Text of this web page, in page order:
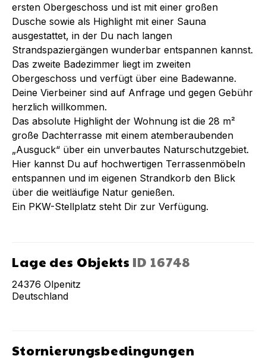
ersten Obergeschoss und ist mit einer großen
Dusche sowie als Highlight mit einer Sauna
ausgestattet, in der Du nach langen
Strandspaziergängen wunderbar entspannen kannst.
Das zweite Badezimmer liegt im zweiten
Obergeschoss und verfügt über eine Badewanne.
Deine Vierbeiner sind auf Anfrage und gegen Gebühr
herzlich willkommen.
Das absolute Highlight der Wohnung ist die 28 m²
große Dachterrasse mit einem atemberaubenden
„Ausguck“ über ein unverbautes Naturschutzgebiet.
Hier kannst Du auf hochwertigen Terrassenmöbeln
entspannen und im eigenen Strandkorb den Blick
über die weitläufige Natur genießen.
Ein PKW-Stellplatz steht Dir zur Verfügung.
Lage des Objekts ID 16748
24376 Olpenitz
Deutschland
Stornierungsbedingungen